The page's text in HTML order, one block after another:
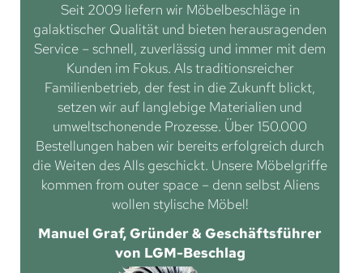
Seit 2009 liefern wir Möbelbeschläge in
galaktischer Qualität und bieten herausragenden
Service – schnell, zuverlässig und immer mit dem
Kunden im Fokus. Als traditionsreicher
Familienbetrieb, der fest in die Zukunft blickt,
setzen wir auf langlebige Materialien und
umweltschonende Prozesse. Über 150.000
Bestellungen haben wir bereits erfolgreich durch
die Weiten des Alls geschickt. Unsere Möbelgriffe
kommen from outer space – denn selbst Aliens
wollen stylische Möbel!
Manuel Graf, Gründer & Geschäftsführer
von LGM-Beschlag